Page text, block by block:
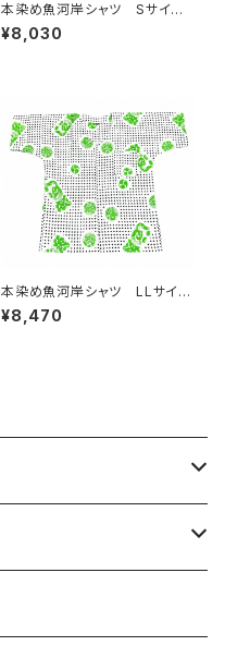
本染め魚河岸シャツ Sサイ
ズ 認定証付き 木綿晒 やい
ちゃんスペシャル 日本製 注染
り 港町
¥8,030
本染め魚河岸シャツ LLサイ
ズ 認定証付き 木綿晒 伝統
豆絞り柄 巴紋 白×紺＆黄
¥8,470